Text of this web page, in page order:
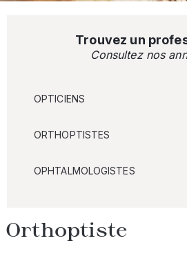
Trouvez un
Consultez nos
OPTICIENS
ORTHOPTISTES
OPHTALMOLOGISTES
Orthoptiste